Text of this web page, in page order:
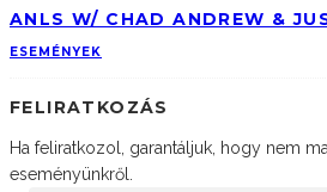
ANLS W/ CHAD ANDREW &
ESEMÉNYEK
FELIRATKOZÁS
Ha feliratkozol, garantáljuk, hogy nem
eseményünkről.